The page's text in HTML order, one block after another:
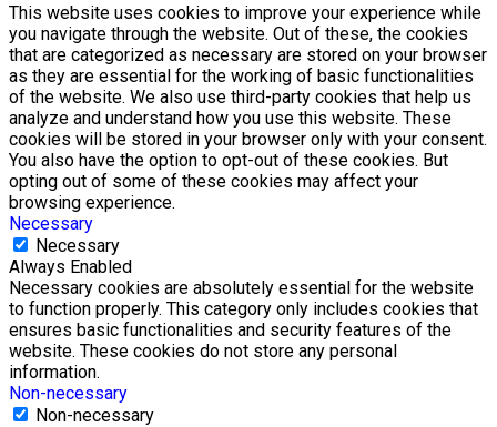
This website uses cookies to improve your experience while
you navigate through the website. Out of these, the cookies
that are categorized as necessary are stored on your browser
as they are essential for the working of basic functionalities
of the website. We also use third-party cookies that help us
analyze and understand how you use this website. These
cookies will be stored in your browser only with your consent.
You also have the option to opt-out of these cookies. But
opting out of some of these cookies may affect your
browsing experience.
Necessary
Necessary
Always Enabled
Necessary cookies are absolutely essential for the website
to function properly. This category only includes cookies that
ensures basic functionalities and security features of the
website. These cookies do not store any personal
information.
Non-necessary
Non-necessary